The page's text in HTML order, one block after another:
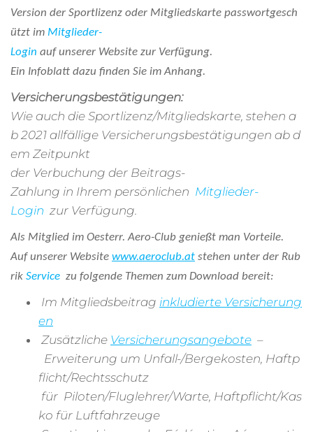
Version der Sportlizenz oder Mitgliedskarte passwortgesch
ützt im Mitglieder-
Login auf unserer Website zur Verfügung.
Ein Infoblatt dazu finden Sie im Anhang.
Versicherungsbestätigungen:
Wie auch die Sportlizenz/Mitgliedskarte, stehen a
b 2021 allfällige Versicherungsbestätigungen ab d
em Zeitpunkt
der Verbuchung der Beitrags-
Zahlung in Ihrem persönlichen Mitglieder-
Login zur Verfügung.
Als Mitglied im Oesterr. Aero-Club genießt man Vorteile.
Auf unserer Website www.aeroclub.at stehen unter der Rub
rik Service zu folgende Themen zum Download bereit:
Im Mitgliedsbeitrag inkludierte Versicherung
en
Zusätzliche Versicherungsangebote –
Erweiterung um Unfall-/Bergekosten, Haftp
flicht/Rechtsschutz
für Piloten/Fluglehrer/Warte, Haftpflicht/Kas
ko für Luftfahrzeuge